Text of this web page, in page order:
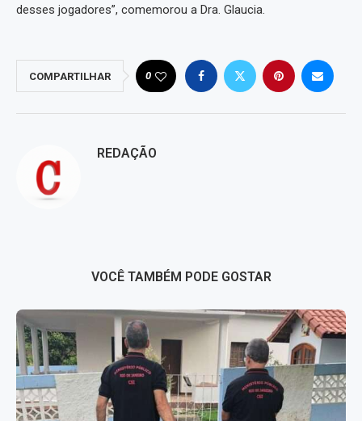
desses jogadores”, comemorou a Dra. Glaucia.
COMPARTILHAR 0
REDAÇÃO
VOCÊ TAMBÉM PODE GOSTAR